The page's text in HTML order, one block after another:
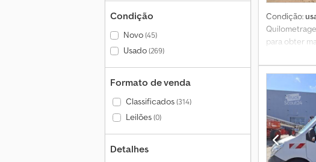
Condição
Novo(45)
Usado(269)
Formato de venda
Classificados(314)
Leilões(0)
Detalhes
Condição:
para obter